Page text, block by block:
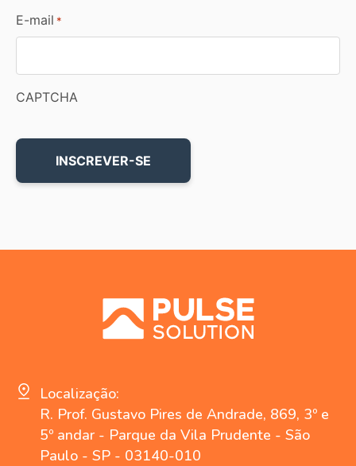
E-mail *
CAPTCHA
Localização:
R. Prof. Gustavo Pires de Andrade, 869, 3º e
5º andar - Parque da Vila Prudente - São
Paulo - SP - 03140-010